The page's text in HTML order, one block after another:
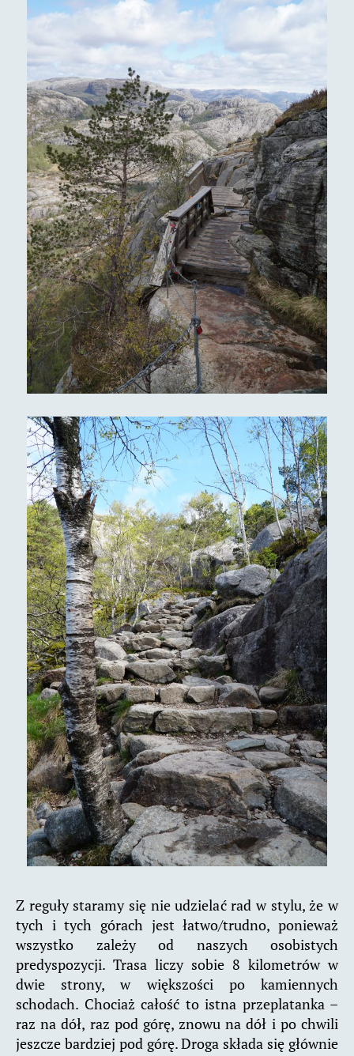
Z reguły staramy się nie udzielać rad w stylu, że w
tych i tych górach jest łatwo/trudno, ponieważ
wszystko zależy od naszych osobistych
predyspozycji. Trasa liczy sobie 8 kilometrów w
dwie strony, w większości po kamiennych
schodach. Chociaż całość to istna przeplatanka –
raz na dół, raz pod górę, znowu na dół i po chwili
jeszcze bardziej pod górę. Droga składa się głównie